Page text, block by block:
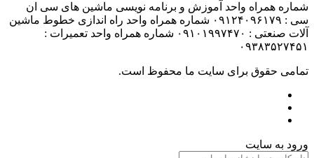
شماره همراه واحد آموزش و برنامه نویسی ماشین های سی ان
سی : ۰۹۱۲۴۰۹۶۱۷۹ شماره همراه واحد راه اندازی خطوط ماشین
آلات صنعتی : ۰۹۱۰۱۹۹۷۴۷۰ شماره همراه واحد تعمیرات :
۰۹۳۸۳۵۲۷۴۵۱
تمامی حقوق برای سایت ما محفوظ است.
ورود به سایت